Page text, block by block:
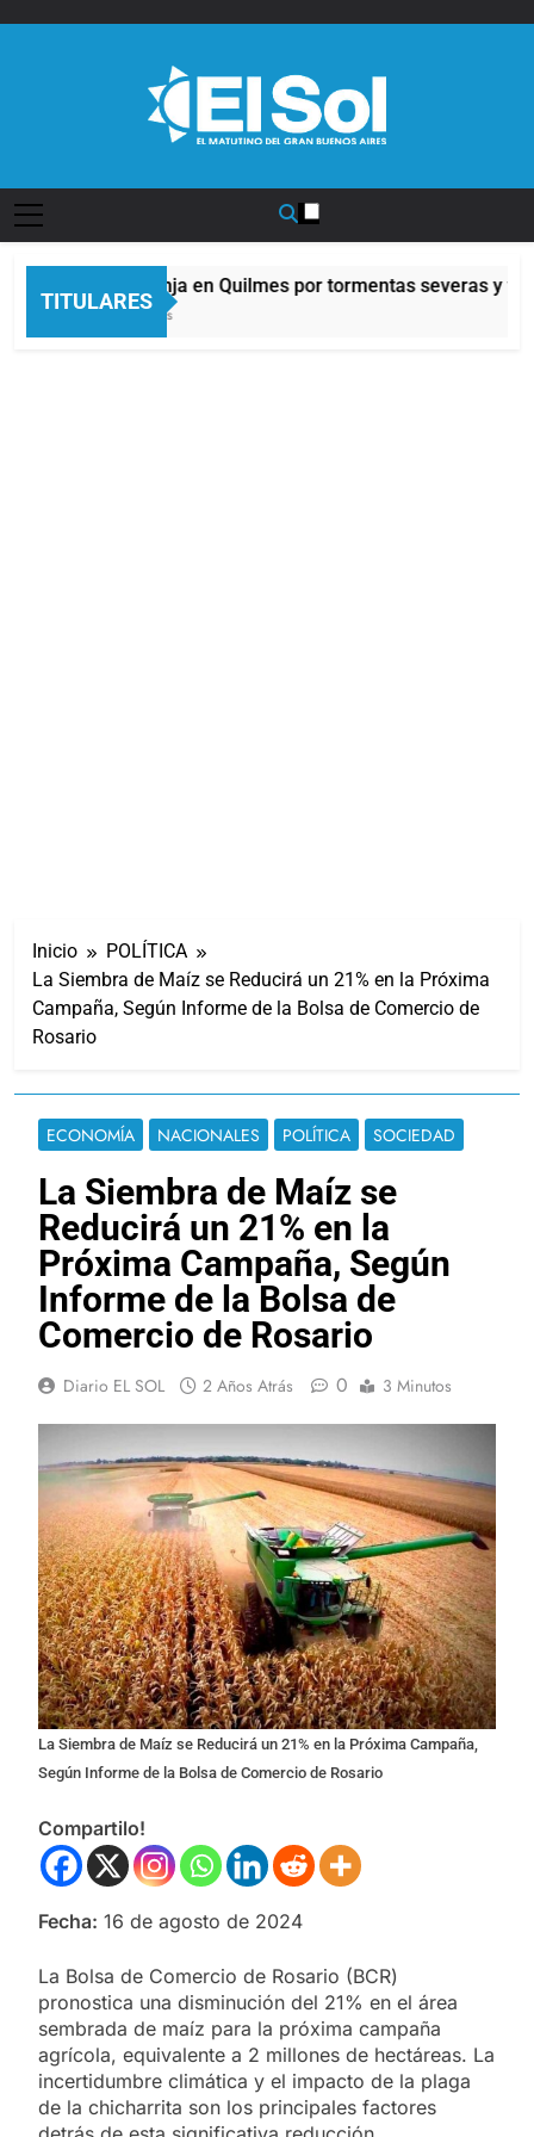
TITULARES
Alerta naranja en Quilmes por tormentas severas y
33 Minutos Atrás
Inicio
POLÍTICA
La Siembra de Maíz se Reducirá un 21% en la Próxima
Campaña, Según Informe de la Bolsa de Comercio de
Rosario
ECONOMÍA NACIONALES POLÍTICA SOCIEDAD
La Siembra de Maíz se
Reducirá un 21% en la
Próxima Campaña, Según
Informe de la Bolsa de
Comercio de Rosario
Diario EL SOL 2 Años Atrás 0 3 Minutos
La Siembra de Maíz se Reducirá un 21% en la Próxima Campaña,
Según Informe de la Bolsa de Comercio de Rosario
Compartilo!
Fecha: 16 de agosto de 2024
La Bolsa de Comercio de Rosario (BCR)
pronostica una disminución del 21% en el área
sembrada de maíz para la próxima campaña
agrícola, equivalente a 2 millones de hectáreas. La
incertidumbre climática y el impacto de la plaga
de la chicharrita son los principales factores